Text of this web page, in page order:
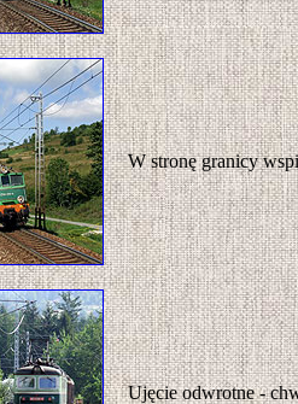
W stronę granicy
Ujęcie odwrotne -